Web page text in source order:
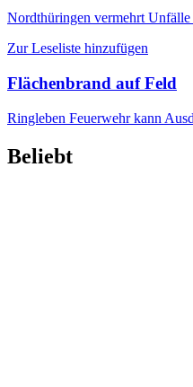
Nordthüringen vermehrt
Zur Leseliste hinzufügen
Flächenbrand auf Feld
Ringleben Feuerwehr kann
Beliebt